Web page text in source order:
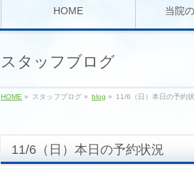
HOME 当院
スタッフブログ
HOME » スタッフブログ » blog » 11/6（日）本日の予約
11/6（日）本日の予約状況